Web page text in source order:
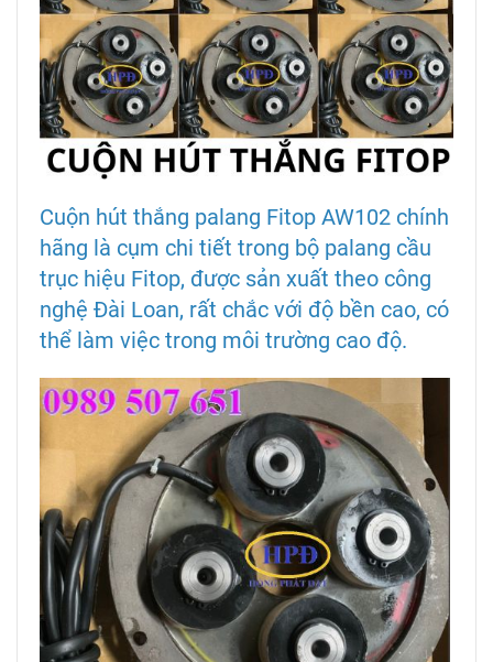
Cuộn hút thắng palang Fitop AW102 chính
hãng là cụm chi tiết trong bộ palang cầu
trục hiệu Fitop, được sản xuất theo công
nghệ Đài Loan, rất chắc với độ bền cao, có
thể làm việc trong môi trường cao độ.